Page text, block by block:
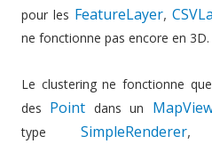
pour les FeatureLayer,
ne fonctionne pas encore en 3D.
Le clustering ne fonctionne
des Point dans un
type SimpleRenderer,